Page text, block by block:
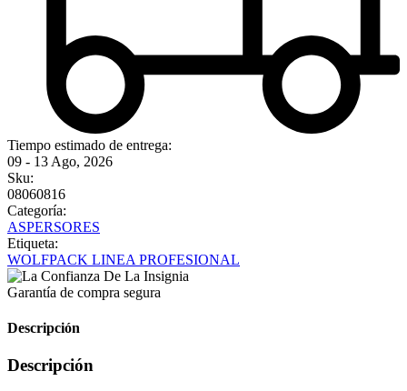
Tiempo estimado de entrega:
09 - 13 Ago, 2026
Sku:
08060816
Categoría:
ASPERSORES
Etiqueta:
WOLFPACK LINEA PROFESIONAL
Garantía de compra segura
Descripción
Descripción